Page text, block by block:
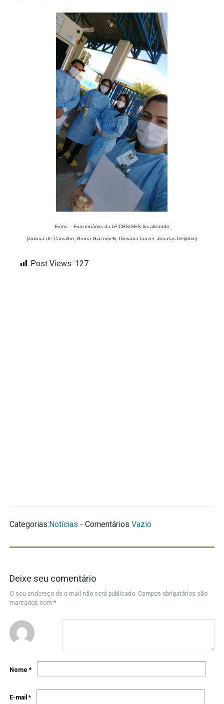
Fotos – Funcionários da 6ª CRS/SES fiscalizando
(Juliana de Carvalho,Bruna Giacomelli,Dorvana Ianzer,Jonatas Delphini)
Post Views: 127
Categorias: Notícias - Comentários Vazio
Deixe seu comentário
O seu endereço de e-mail não será publicado. Campos obrigatórios são
marcados com *
Nome *
E-mail *